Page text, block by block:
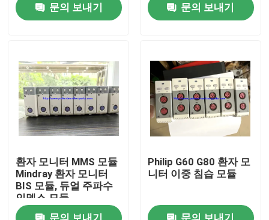
집
비디오
우리 에 관한 것
공장 투어
품질 관리
문의 보내기 문의 보내기
환자 모니터 MMS 모듈
Mindray 환자 모니터
BIS 모듈, 듀얼 주파수
인덱스 모듈
문의 보내기
Philip G60 G80 환자 모
니터 이중 침습 모듈
문의 보내기